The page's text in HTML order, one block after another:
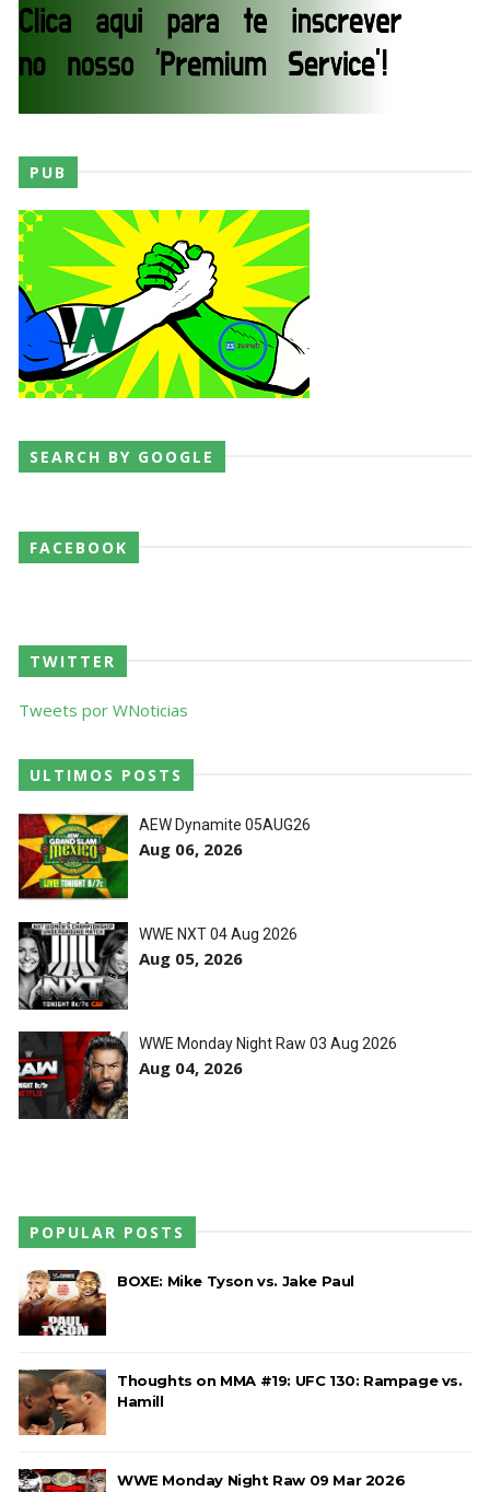
PUB
SEARCH BY GOOGLE
FACEBOOK
TWITTER
Tweets por WNoticias
ULTIMOS POSTS
AEW Dynamite 05AUG26
Aug 06, 2026
WWE NXT 04 Aug 2026
Aug 05, 2026
WWE Monday Night Raw 03 Aug 2026
Aug 04, 2026
POPULAR POSTS
BOXE: Mike Tyson vs. Jake Paul
Thoughts on MMA #19: UFC 130: Rampage vs.
Hamill
WWE Monday Night Raw 09 Mar 2026